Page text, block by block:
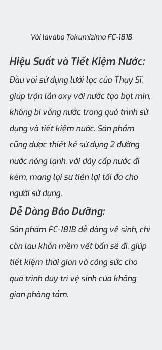
Vòi lavabo Takumizima FC-181B
Hiệu Suất và Tiết Kiệm Nước:
Đầu vòi sử dụng lưới lọc của Thụy Sĩ,
giúp trộn lẫn oxy với nước tạo bọt mịn,
không bị văng nước trong quá trình sử
dụng và tiết kiệm nước. Sản phẩm
cũng được thiết kế sử dụng 2 đường
nước nóng lạnh, với dây cấp nước đi
kèm, mang lại sự tiện lợi tối đa cho
người sử dụng.
Dễ Dàng Bảo Dưỡng:
Sản phẩm FC-181B dễ dàng vệ sinh, chỉ
cần lau khăn mềm vết bẩn sẽ đi, giúp
tiết kiệm thời gian và công sức cho
quá trình duy trì vệ sinh của không
gian phòng tắm.